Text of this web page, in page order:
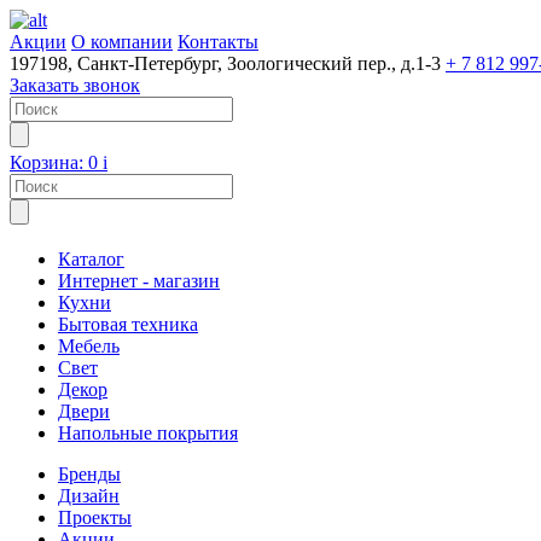
Акции О компании Контакты
197198, Санкт-Петербург, Зоологический пер., д.1-3 + 7 812
Заказать звонок
Корзина: 0 i
Каталог
Интернет - магазин
Кухни
Бытовая техника
Мебель
Свет
Декор
Двери
Напольные покрытия
Бренды
Дизайн
Проекты